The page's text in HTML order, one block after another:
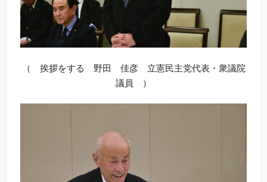
（ 挨拶をする 野田 佳彦 立憲民主党代表・衆議院
議員 ）